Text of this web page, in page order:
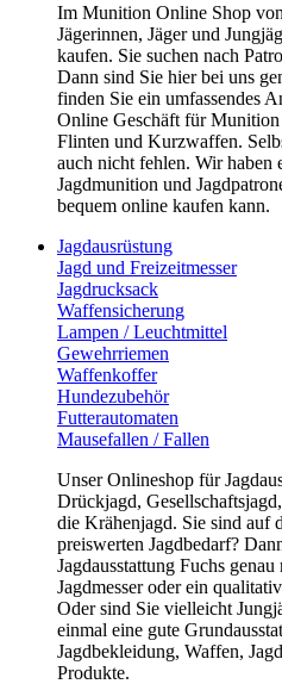
Im Munition Online Shop
Jägerinnen, Jäger und
kaufen. Sie suchen nach
Dann sind Sie hier bei uns
finden Sie ein umfassendes
Online Geschäft für
Flinten und Kurzwaffen.
auch nicht fehlen. Wir haben
Jagdmunition und
bequem online kaufen kann.
Jagdausrüstung
Jagd und Freizeitmesser
Jagdrucksack
Waffensicherung
Lampen / Leuchtmittel
Gewehrriemen
Waffenkoffer
Hundezubehör
Futterautomaten
Mausefallen / Fallen
Unser Onlineshop für
Drückjagd,
die Krähenjagd. Sie sind auf
preiswerten Jagdbedarf?
Jagdausstattung Fuchs
Jagdmesser oder ein
Oder sind Sie vielleicht
einmal eine gute
Jagdbekleidung, Waffen,
Produkte.